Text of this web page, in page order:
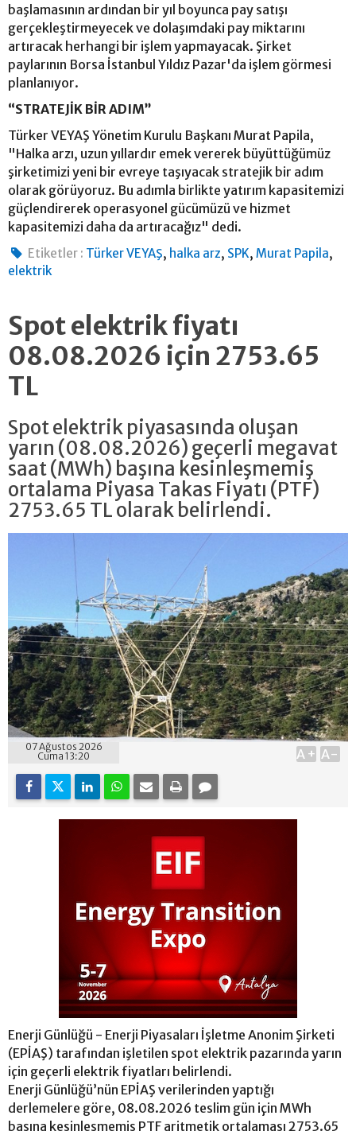
başlamasının ardından bir yıl boyunca pay satışı
gerçekleştirmeyecek ve dolaşımdaki pay miktarını
artıracak herhangi bir işlem yapmayacak. Şirket
paylarının Borsa İstanbul Yıldız Pazar'da işlem görmesi
planlanıyor.
“STRATEJİK BİR ADIM”
Türker VEYAŞ Yönetim Kurulu Başkanı Murat Papila,
"Halka arzı, uzun yıllardır emek vererek büyüttüğümüz
şirketimizi yeni bir evreye taşıyacak stratejik bir adım
olarak görüyoruz. Bu adımla birlikte yatırım kapasitemizi
güçlendirerek operasyonel gücümüzü ve hizmet
kapasitemizi daha da artıracağız" dedi.
Etiketler : Türker VEYAŞ, halka arz, SPK,Murat Papila,
elektrik
Spot elektrik fiyatı
08.08.2026 için 2753.65
TL
Spot elektrik piyasasında oluşan
yarın (08.08.2026) geçerli megavat
saat (MWh) başına kesinleşmemiş
ortalama Piyasa Takas Fiyatı (PTF)
2753.65 TL olarak belirlendi.
07 Ağustos 2026
Cuma 13:20
A+ A-
Enerji Günlüğü - Enerji Piyasaları İşletme Anonim Şirketi
(EPİAŞ) tarafından işletilen spot elektrik pazarında yarın
için geçerli elektrik fiyatları belirlendi.
Enerji Günlüğü’nün EPİAŞ verilerinden yaptığı
derlemelere göre, 08.08.2026 teslim gün için MWh
başına kesinleşmemiş PTF aritmetik ortalaması 2753.65